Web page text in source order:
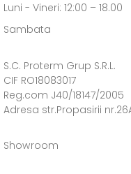
Luni - Vineri: 12:00 – 18.00
Sambata
S.C. Proterm Grup S.R.L.
CIF RO18083017
Reg.com J40/18147/2005
Adresa str.Propasirii
Showroom